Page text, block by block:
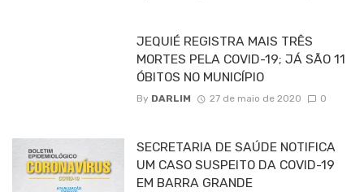
JEQUIÉ REGISTRA MAIS TRÊS
MORTES PELA COVID-19; JÁ SÃO 11
ÓBITOS NO MUNICÍPIO
By DARLIM 27 de maio de 2020 0
SECRETARIA DE SAÚDE NOTIFICA
UM CASO SUSPEITO DA COVID-19
EM BARRA GRANDE